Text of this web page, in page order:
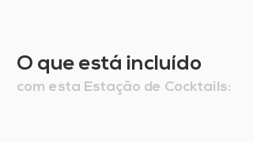
O que está incluído
com esta Estação de Cocktails: